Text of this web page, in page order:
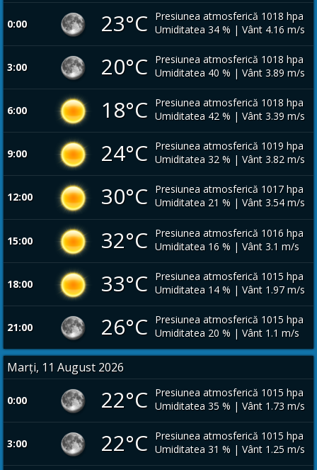
0:00 23°C Presiunea atmosferică 1018 hpa
Umiditatea 34 % | Vânt 4.16 m/s
3:00 20°C Presiunea atmosferică 1018 hpa
Umiditatea 40 % | Vânt 3.89 m/s
6:00 18°C Presiunea atmosferică 1018 hpa
Umiditatea 42 % | Vânt 3.39 m/s
9:00 24°C Presiunea atmosferică 1019 hpa
Umiditatea 32 % | Vânt 3.82 m/s
12:00 30°C Presiunea atmosferică 1017 hpa
Umiditatea 21 % | Vânt 3.54 m/s
15:00 32°C Presiunea atmosferică 1016 hpa
Umiditatea 16 % | Vânt 3.1 m/s
18:00 33°C Presiunea atmosferică 1015 hpa
Umiditatea 14 % | Vânt 1.97 m/s
21:00 26°C Presiunea atmosferică 1015 hpa
Umiditatea 20 % | Vânt 1.1 m/s
Marți, 11 August 2026
0:00 22°C Presiunea atmosferică 1015 hpa
Umiditatea 35 % | Vânt 1.73 m/s
3:00 22°C Presiunea atmosferică 1015 hpa
Umiditatea 31 % | Vânt 1.25 m/s